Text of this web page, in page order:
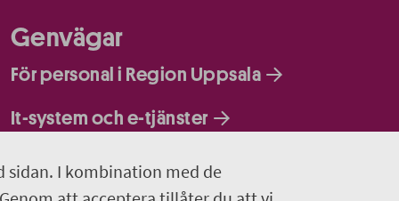
sidan. I kombination med de
Genvägar
För personal i Region Uppsala
It-system och e-tjänster